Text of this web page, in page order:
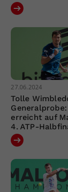
27.06.2024
Tolle
erreicht auf
4. ATP-